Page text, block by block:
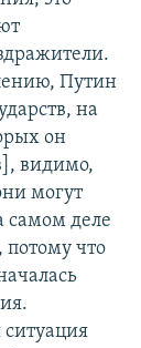
Путин
на
он
видимо,
могут
самом деле
что